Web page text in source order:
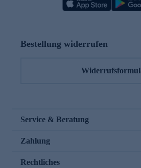
Bestellung widerrufen
Service & Beratung
Zahlung
Rechtliches